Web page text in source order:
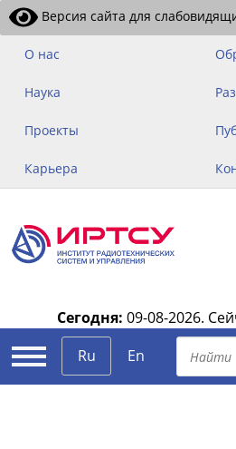
Версия сайта для
О нас
Наука
Проекты
Карьера
Сегодня: 09-08-2026.
Ru
En